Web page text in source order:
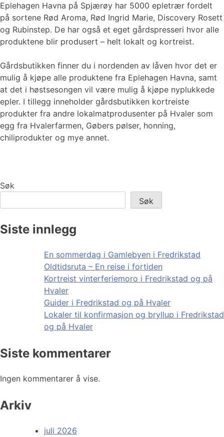
Eplehagen Havna på Spjærøy har 5000 epletrær fordelt
på sortene Rød Aroma, Rød Ingrid Marie, Discovery Rosett
og Rubinstep. De har også et eget gårdspresseri hvor alle
produktene blir produsert – helt lokalt og kortreist.
Gårdsbutikken finner du i nordenden av låven hvor det er
mulig å kjøpe alle produktene fra Eplehagen Havna, samt
at det i høstsesongen vil være mulig å kjøpe nyplukkede
epler. I tillegg inneholder gårdsbutikken kortreiste
produkter fra andre lokalmatprodusenter på Hvaler som
egg fra Hvalerfarmen, Gøbers pølser, honning,
chiliprodukter og mye annet.
Søk
Søk
Siste innlegg
En sommerdag i Gamlebyen i Fredrikstad
Oldtidsruta – En reise i fortiden
Kortreist vinterferiemoro i Fredrikstad og på
Hvaler
Guider i Fredrikstad og på Hvaler
Lokaler til konfirmasjon og bryllup i Fredrikstad
og på Hvaler
Siste kommentarer
Ingen kommentarer å vise.
Arkiv
juli 2026